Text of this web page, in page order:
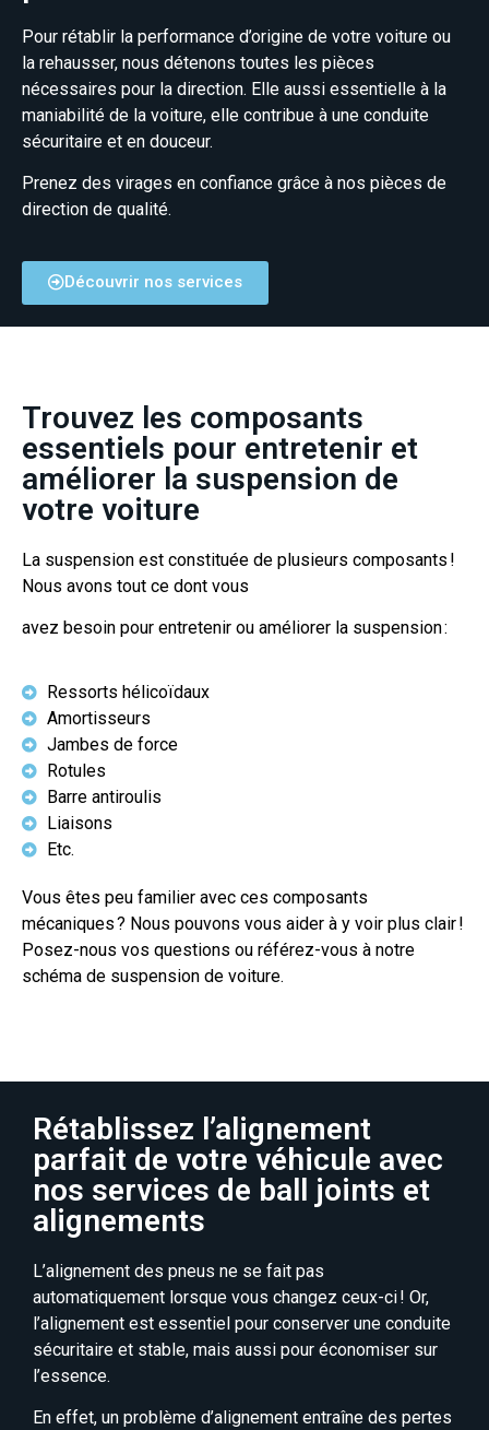
Pour rétablir la performance d’origine de votre voiture ou
la rehausser, nous détenons toutes les pièces
nécessaires pour la direction. Elle aussi essentielle à la
maniabilité de la voiture, elle contribue à une conduite
sécuritaire et en douceur.
Prenez des virages en confiance grâce à nos pièces de
direction de qualité.
Découvrir nos services
Trouvez les composants
essentiels pour entretenir et
améliorer la suspension de
votre voiture
La suspension est constituée de plusieurs composants !
Nous avons tout ce dont vous
avez besoin pour entretenir ou améliorer la suspension :
Ressorts hélicoïdaux
Amortisseurs
Jambes de force
Rotules
Barre antiroulis
Liaisons
Etc.
Vous êtes peu familier avec ces composants
mécaniques ? Nous pouvons vous aider à y voir plus clair !
Posez-nous vos questions ou référez-vous à notre
schéma de suspension de voiture.
Rétablissez l’alignement
parfait de votre véhicule avec
nos services de ball joints et
alignements
L’alignement des pneus ne se fait pas
automatiquement lorsque vous changez ceux-ci ! Or,
l’alignement est essentiel pour conserver une conduite
sécuritaire et stable, mais aussi pour économiser sur
l’essence.
En effet, un problème d’alignement entraîne des pertes